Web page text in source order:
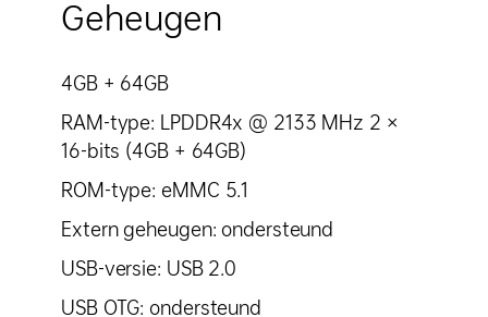
Geheugen
4GB + 64GB
RAM-type: LPDDR4x @ 2133 MHz 2 ×
16-bits (4GB + 64GB)
ROM-type: eMMC 5.1
Extern geheugen: ondersteund
USB-versie: USB 2.0
USB OTG: ondersteund